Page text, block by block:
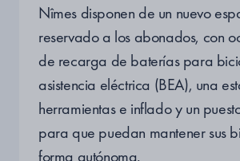
Nîmes disponen de un nuevo
reservado a los abonados, con
de recarga de baterías para
asistencia eléctrica (BEA), una
herramientas e inflado y un
para que puedan mantener sus
forma autónoma.